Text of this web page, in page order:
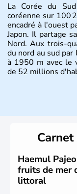
La Corée du
coréenne sur 100
encadré à l'ouest
Japon. Il partage
Nord. Aux trois-
du nord au sud par
à 1950 m avec le
de 52 millions
Histoire et
christianisme
principales
Corée du Nord.
1988, de même
2002, en
Haemul
fruits de mer
littoral